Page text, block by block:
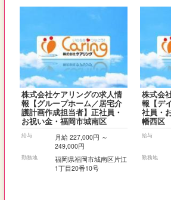
株式会社ケアリングの求人情
報【グループホーム／居宅介
護計画作成担当者】正社員・
お祝い金・福岡市城南区
給与
月給 227,000円 ～
249,000円
勤務地
福岡県福岡市城南区片江
1丁目20番10号
株式会
報【デ
社員・
幡西区
給与
勤務地